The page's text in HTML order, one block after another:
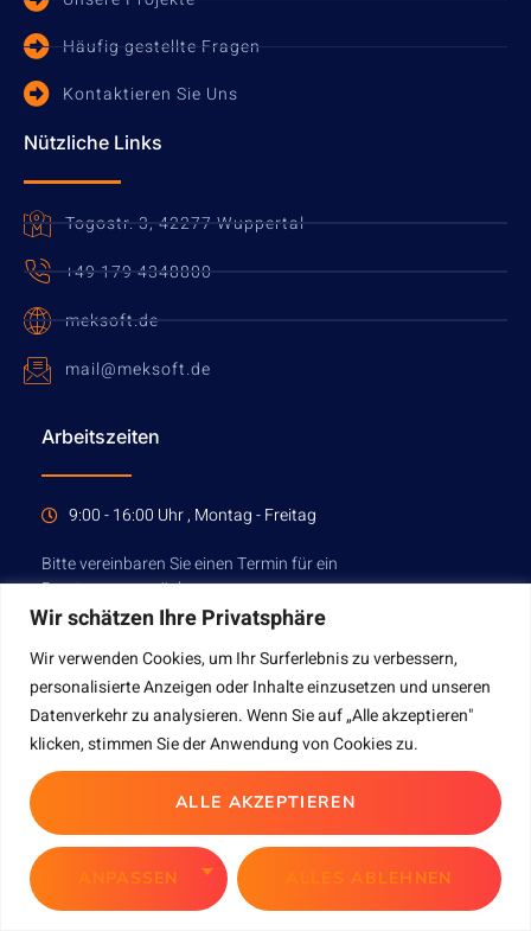
Wir schätzen Ihre Privatsphäre
Wir verwenden Cookies, um Ihr Surferlebnis zu verbessern,
personalisierte Anzeigen oder Inhalte einzusetzen und unseren
Datenverkehr zu analysieren. Wenn Sie auf „Alle akzeptieren"
klicken, stimmen Sie der Anwendung von Cookies zu.
ANPASSEN ALLES ABLEHNEN
ALLE AKZEPTIEREN
Häufig gestellte Fragen
Kontaktieren Sie Uns
Nützliche Links
Togostr. 3, 42277 Wuppertal
+49 179 4348800
meksoft.de
mail@meksoft.de
Arbeitszeiten
9:00 - 16:00 Uhr , Montag - Freitag
Bitte vereinbaren Sie einen Termin für ein
Beratungsgespräch.
TERMIN VEREINBAREN
MEKSOFT Copyright © 2023. All rights reserved.